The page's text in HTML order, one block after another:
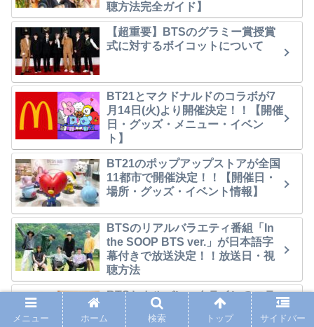
聴方法完全ガイド】
【超重要】BTSのグラミー賞授賞
式に対するボイコットについて
BT21とマクドナルドのコラボが7
月14日(火)より開催決定！！【開催
日・グッズ・メニュー・イベン
ト】
BT21のポップアップストアが全国
11都市で開催決定！！【開催日・
場所・グッズ・イベント情報】
BTSのリアルバラエティ番組「In
the SOOP BTS ver.」が日本語字
幕付きで放送決定！！放送日・視
聴方法
BTSとカルバン・クラインのコラ
ボ限定コレクションが発売決
定！！発売日・購入方法
メニュー ホーム 検索 トップ サイドバー